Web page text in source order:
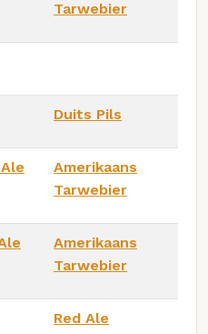
Tarwebier
Duits Pils
Amerikaans
Tarwebier
Amerikaans
Tarwebier
Red Ale